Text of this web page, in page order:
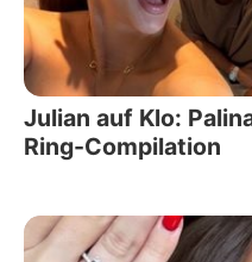
Julian auf Klo:
Ring-Compilation